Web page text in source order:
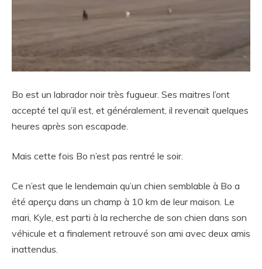
Bo est un labrador noir très fugueur. Ses maitres l’ont
accepté tel qu’il est, et généralement, il revenait quelques
heures après son escapade.
Mais cette fois Bo n’est pas rentré le soir.
Ce n’est que le lendemain qu’un chien semblable à Bo a
été aperçu dans un champ à 10 km de leur maison. Le
mari, Kyle, est parti à la recherche de son chien dans son
véhicule et a finalement retrouvé son ami avec deux amis
inattendus.